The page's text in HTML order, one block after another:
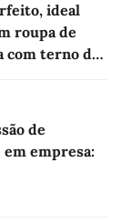
ideal
roupa de
com terno de
de
empresa: